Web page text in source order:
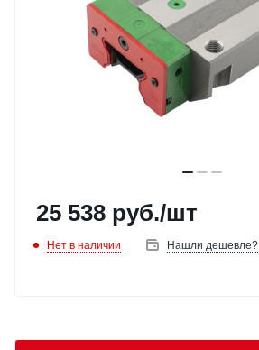
25 538 руб./шт
Нет в наличии Нашли дешевле?